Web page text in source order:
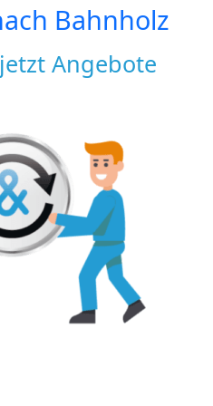
Bahnholz
Angebote